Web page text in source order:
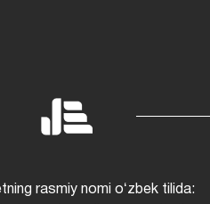
rasmiy nomi oʻzbek tilida: